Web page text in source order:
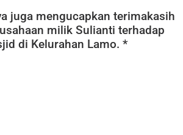
juga mengucapkan terimakasih
milik Sulianti terhadap
di Kelurahan Lamo. *